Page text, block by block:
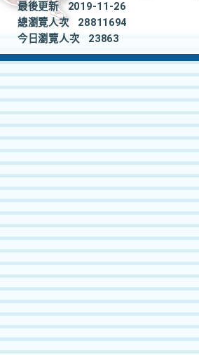
最後更新
2019-11-26
總瀏覽人次
28811694
今日瀏覽人次
23863